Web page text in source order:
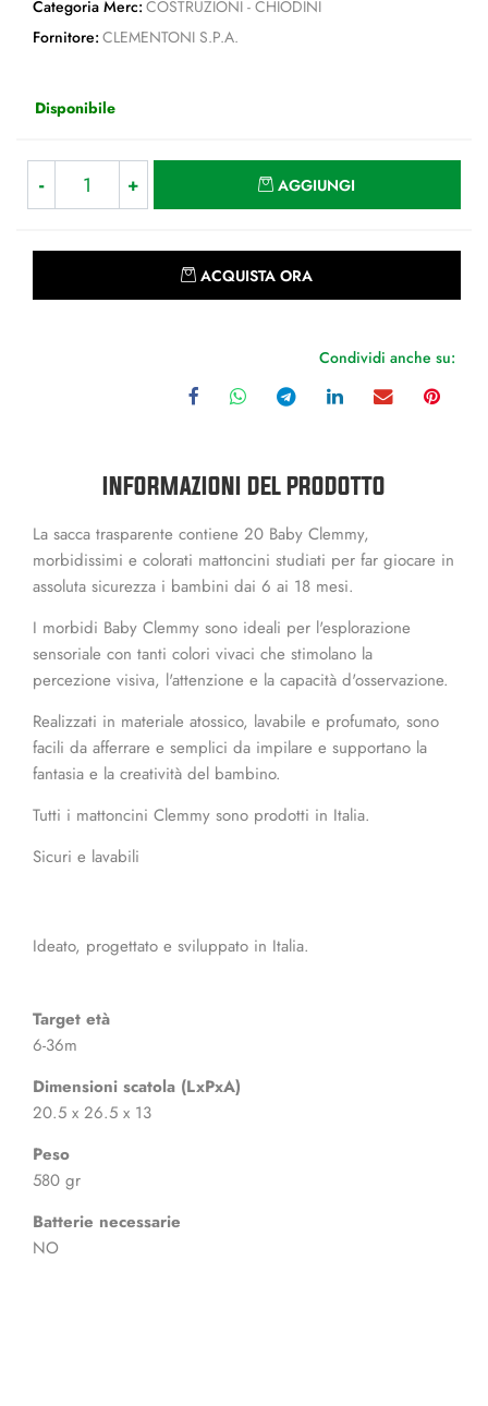
Categoria Merc: COSTRUZIONI - CHIODINI
Fornitore: CLEMENTONI S.P.A.
Disponibile
AGGIUNGI
ACQUISTA ORA
Condividi anche su:
INFORMAZIONI DEL PRODOTTO
La sacca trasparente contiene 20 Baby Clemmy,
morbidissimi e colorati mattoncini studiati per far giocare in
assoluta sicurezza i bambini dai 6 ai 18 mesi.
I morbidi Baby Clemmy sono ideali per l'esplorazione
sensoriale con tanti colori vivaci che stimolano la
percezione visiva, l'attenzione e la capacità d'osservazione.
Realizzati in materiale atossico, lavabile e profumato, sono
facili da afferrare e semplici da impilare e supportano la
fantasia e la creatività del bambino.
Tutti i mattoncini Clemmy sono prodotti in Italia.
Sicuri e lavabili
Ideato, progettato e sviluppato in Italia.
Target età
6-36m
Dimensioni scatola (LxPxA)
20.5 x 26.5 x 13
Peso
580 gr
Batterie necessarie
NO